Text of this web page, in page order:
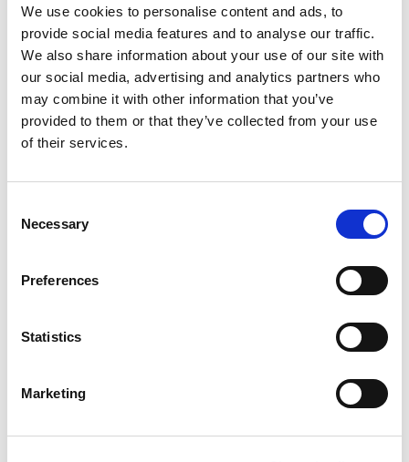
We use cookies to personalise content and ads, to
provide social media features and to analyse our traffic.
We also share information about your use of our site with
our social media, advertising and analytics partners who
may combine it with other information that you’ve
provided to them or that they’ve collected from your use
of their services.
Selection
Necessary
Preferences
Statistics
Marketing
Sink/magnesium
Teglsteinsrød